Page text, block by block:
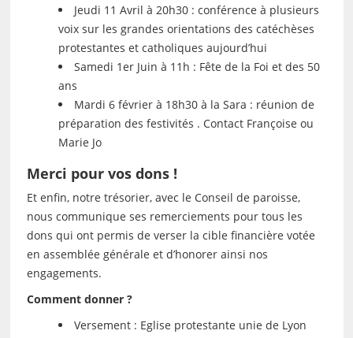
Jeudi 11 Avril à 20h30 : conférence à plusieurs
voix sur les grandes orientations des catéchèses
protestantes et catholiques aujourd’hui
Samedi 1er Juin à 11h : Fête de la Foi et des 50
ans
Mardi 6 février à 18h30 à la Sara : réunion de
préparation des festivités . Contact Françoise ou
Marie Jo
Merci pour vos dons !
Et enfin, notre trésorier, avec le Conseil de paroisse,
nous communique ses remerciements pour tous les
dons qui ont permis de verser la cible financière votée
en assemblée générale et d’honorer ainsi nos
engagements.
Comment donner ?
Versement : Eglise protestante unie de Lyon